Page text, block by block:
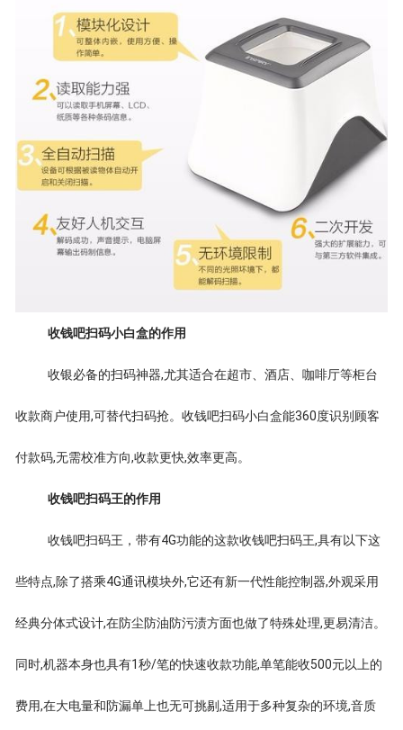
收钱吧扫码小白盒的作用
收银必备的扫码神器,尤其适合在超市、酒店、咖啡厅等柜台
收款商户使用,可替代扫码抢。收钱吧扫码小白盒能360度识别顾客
付款码,无需校准方向,收款更快,效率更高。
收钱吧扫码王的作用
收钱吧扫码王，带有4G功能的这款收钱吧扫码王,具有以下这
些特点,除了搭乘4G通讯模块外,它还有新一代性能控制器,外观采用
经典分体式设计,在防尘防油防污渍方面也做了特殊处理,更易清洁。
同时,机器本身也具有1秒/笔的快速收款功能,单笔能收500元以上的
费用,在大电量和防漏单上也无可挑剔,适用于多种复杂的环境,音质